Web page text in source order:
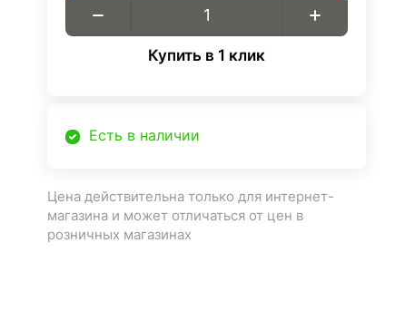
Купить в 1 клик
Есть в наличии
Цена действительна только для интернет-
магазина и может отличаться от цен в
розничных магазинах